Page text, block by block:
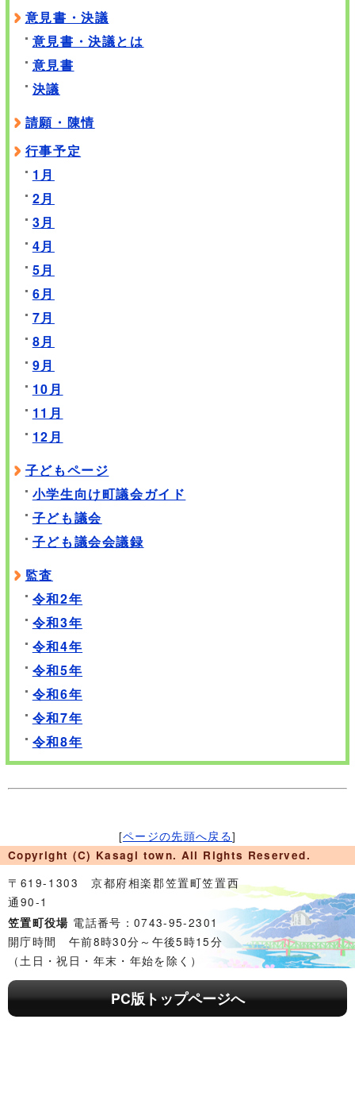
意見書・決議
意見書・決議とは
意見書
決議
請願・陳情
行事予定
1月
2月
3月
4月
5月
6月
7月
8月
9月
10月
11月
12月
子どもページ
小学生向け町議会ガイド
子ども議会
子ども議会会議録
監査
令和2年
令和3年
令和4年
令和5年
令和6年
令和7年
令和8年
[ページの先頭へ戻る]
Copyright (C) Kasagi town. All Rights Reserved.
〒619-1303 京都府相楽郡笠置町笠置西
通90-1
笠置町役場 電話番号：0743-95-2301
開庁時間 午前8時30分～午後5時15分
（土日・祝日・年末・年始を除く）
PC版トップページへ